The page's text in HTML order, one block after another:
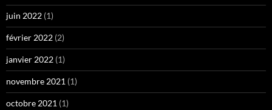
juin 2022 (1)
février 2022 (2)
janvier 2022 (1)
novembre 2021 (1)
octobre 2021 (1)